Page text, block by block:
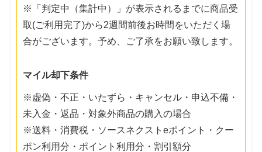
※「判定中（集計中）」が表示されるまでに商品受
取(ご利用完了)から2週間前後お時間をいただく場
合がございます。予め、ご了承をお願い致します。
マイル却下条件
※虚偽・不正・いたずら・キャンセル・申込不備・
未入金・返品・対象外商品の購入の場合
※送料・消費税・ソースネクストeポイント・クー
ポン利用分・ポイント利用分・割引額分